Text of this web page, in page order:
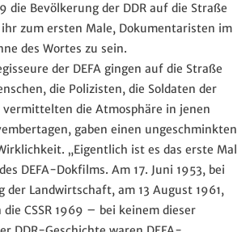
die Bevölkerung der DDR auf die Straße
ihr zum ersten Male, Dokumentaristen im
des Wortes zu sein.
der DEFA gingen auf die Straße
die Polizisten, die Soldaten der
vermittelten die Atmosphäre in jenen
gaben einen ungeschminkten
„Eigentlich ist es das erste Mal
DEFA-Dokfilms. Am 17. Juni 1953, bei
der Landwirtschaft, am 13 August 1961,
CSSR 1969 – bei keinem dieser